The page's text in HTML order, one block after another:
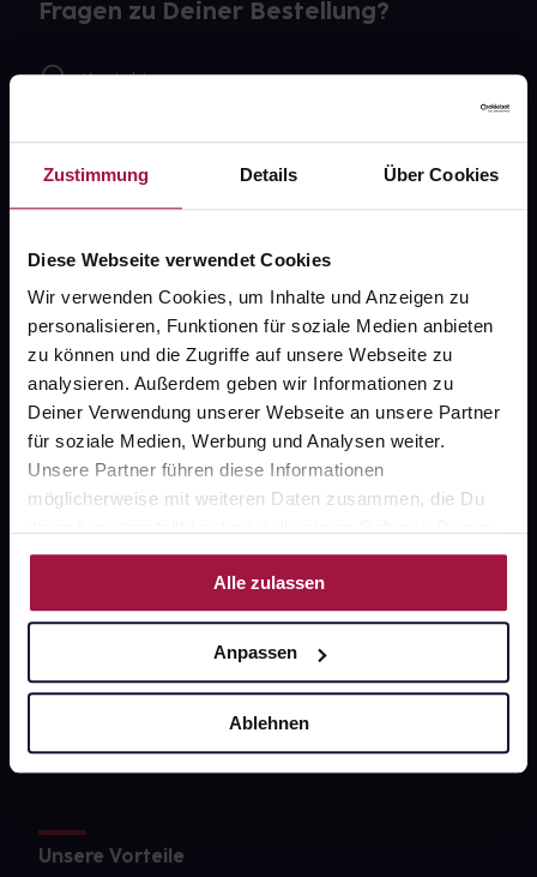
Zustimmung Details Über Cookies
Diese Webseite verwendet Cookies
Wir verwenden Cookies, um Inhalte und Anzeigen zu
personalisieren, Funktionen für soziale Medien anbieten
zu können und die Zugriffe auf unsere Webseite zu
analysieren. Außerdem geben wir Informationen zu
Deiner Verwendung unserer Webseite an unsere Partner
für soziale Medien, Werbung und Analysen weiter.
Unsere Partner führen diese Informationen
möglicherweise mit weiteren Daten zusammen, die Du
Nutzung der Dienste gesammelt haben.
Alle zulassen
Anpassen
Ablehnen
Fragen zu Deiner Bestellung?
Kontakt
gesund.de
Über uns
Karriere
Newsletter
Barrierefreiheitserklärung
PAYBACK
Sanitätshäuser
Impressum
Unsere Vorteile